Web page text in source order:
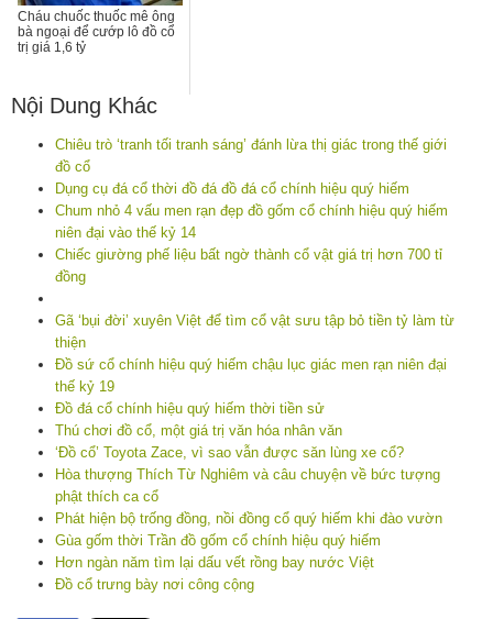
Cháu chuốc thuốc mê ông
bà ngoại để cướp lô đồ cổ
trị giá 1,6 tỷ
Nội Dung Khác
Chiêu trò ‘tranh tối tranh sáng’ đánh lừa thị giác trong thế giới
đồ cổ
Dụng cụ đá cổ thời đồ đá đồ đá cổ chính hiệu quý hiếm
Chum nhỏ 4 vấu men rạn đẹp đồ gốm cổ chính hiệu quý hiếm
niên đại vào thế kỷ 14
Chiếc giường phế liệu bất ngờ thành cổ vật giá trị hơn 700 tỉ
đồng
Gã ‘bụi đời’ xuyên Việt để tìm cổ vật sưu tập bỏ tiền tỷ làm từ
thiện
Đồ sứ cổ chính hiệu quý hiếm chậu lục giác men rạn niên đại
thế kỷ 19
Đồ đá cổ chính hiệu quý hiếm thời tiền sử
Thú chơi đồ cổ, một giá trị văn hóa nhân văn
‘Đồ cổ’ Toyota Zace, vì sao vẫn được săn lùng xe cổ?
Hòa thượng Thích Từ Nghiêm và câu chuyện về bức tượng
phật thích ca cổ
Phát hiện bộ trống đồng, nồi đồng cổ quý hiếm khi đào vườn
Gùa gốm thời Trần đồ gốm cổ chính hiệu quý hiếm
Hơn ngàn năm tìm lại dấu vết rồng bay nước Việt
Đồ cổ trưng bày nơi công cộng